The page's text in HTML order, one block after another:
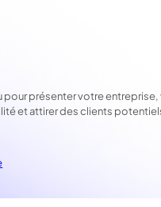
pour présenter votre
et attirer des clients